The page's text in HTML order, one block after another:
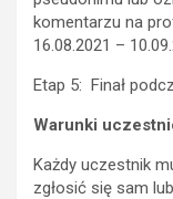
komentarzu na
16.08.2021 –
Etap 5: Finał
Warunki
Każdy uczestnik
zgłosić się sam